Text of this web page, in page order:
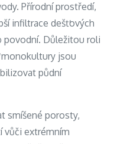
Přírodní prostředí,
infiltrace dešťových
povodní. Důležitou roli
jsou
půdní
smíšené porosty,
vůči extrémním